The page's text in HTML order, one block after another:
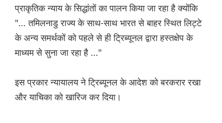
प्राकृतिक न्याय के सिद्धांतों का पालन किया जा रहा है क्योंकि
"... तमिलनाडु राज्य के साथ-साथ भारत से बाहर स्थित लिट्टे
के अन्य समर्थकों को पहले से ही ट्रिब्यूनल द्वारा हस्तक्षेप के
माध्यम से सुना जा रहा है ..."
इस प्रकार न्यायालय ने ट्रिब्यूनल के आदेश को बरकरार रखा
और याचिका को खारिज कर दिया।